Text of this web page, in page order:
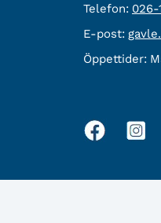
Telefon: 026-
E-post: E-
post:
Öppettider:
Sociala